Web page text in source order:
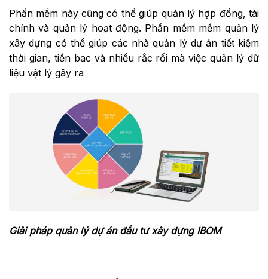
Phần mềm này cũng có thể giúp quản lý hợp đồng, tài
chính và quản lý hoạt động. Phần mềm mềm quản lý
xây dựng có thể giúp các nhà quản lý dự án tiết kiệm
thời gian, tiền bac và nhiều rắc rối mà việc quản lý dữ
liệu vật lý gây ra
Giải pháp quản lý dự án đầu tư xây dựng IBOM